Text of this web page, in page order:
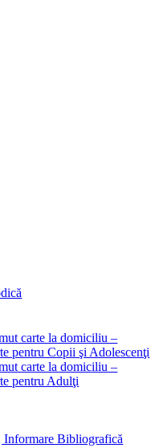
carte la domiciliu –
pentru Copii şi Adolescenţi
carte la domiciliu –
pentru Adulţi
Informare Bibliografică